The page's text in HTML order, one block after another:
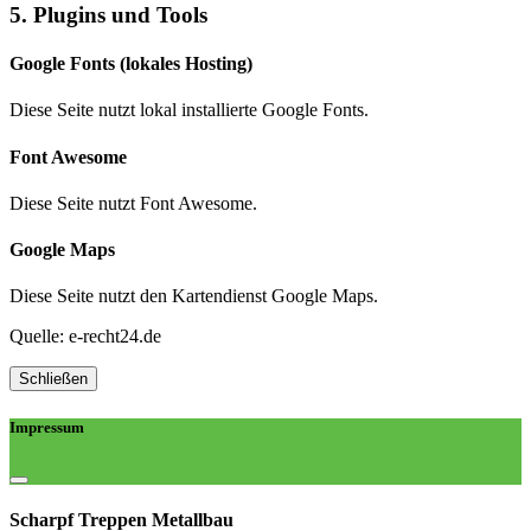
5. Plugins und Tools
Google Fonts (lokales Hosting)
Diese Seite nutzt lokal installierte Google Fonts.
Font Awesome
Diese Seite nutzt Font Awesome.
Google Maps
Diese Seite nutzt den Kartendienst Google Maps.
Quelle: e-recht24.de
Schließen
Impressum
Scharpf Treppen Metallbau